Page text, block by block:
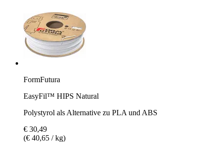
FormFutura
EasyFil™ HIPS Natural
Polystyrol als Alternative zu PLA und ABS
€ 30,49
(€ 40,65 / kg)